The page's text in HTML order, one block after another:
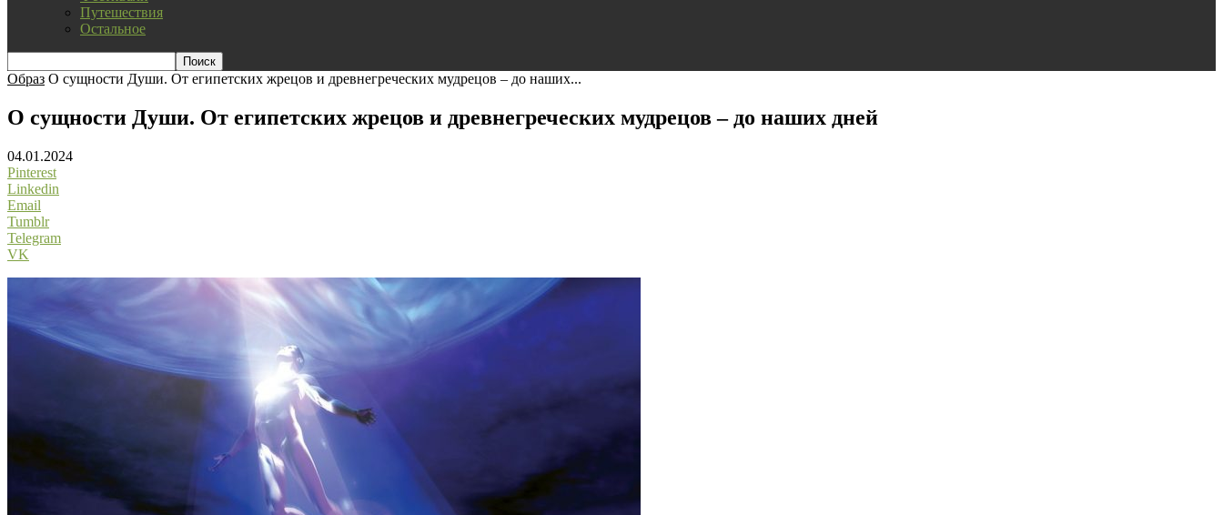
Путешествия
Остальное
Образ О сущности Души. От египетских жрецов и древнегреческих мудрецов – до наших...
О сущности Души. От египетских жрецов и древнегреческих мудрецов – до наших дней
04.01.2024
Pinterest
Linkedin
Email
Tumblr
Telegram
VK